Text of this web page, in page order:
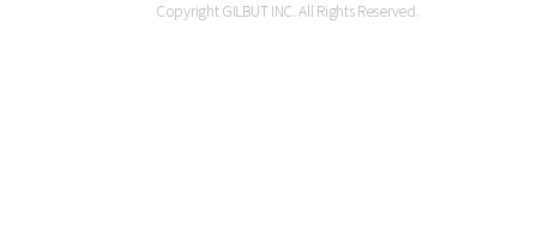
Copyright GILBUT INC. All Rights Reserved.